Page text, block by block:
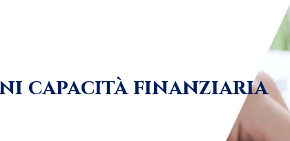
capacità finanziaria